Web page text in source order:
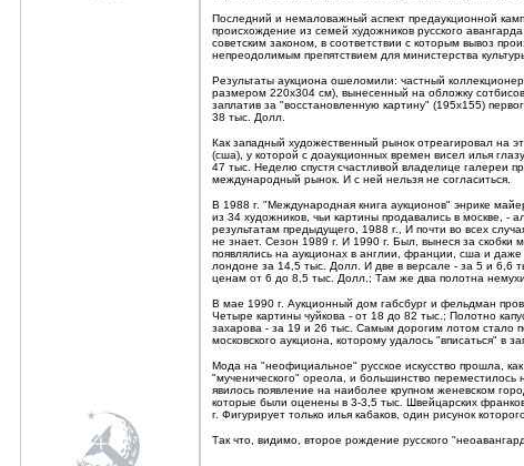
Последний и немаловажный аспект предаукционной
происхождение из семей художников русского
советским законом, в соответствии с которым вывоз
непреодолимым препятствием для министерства
Результаты аукциона ошеломили: частный
размером 220х304 см), вынесенный на обложку
заплатив за "восстановленную картину" (195х155)
38 тыс. Долл.
Как западный художественный рынок отреагировал на
(сша), у которой с доаукционных времен висел илья
47 тыс. Неделю спустя счастливой владелице галереи
международный рынок. И с ней нельзя не согласиться.
В 1988 г. "Международная книга аукционов" энрике
из 34 художников, чьи картины продавались в москве,
результатам предыдущего, 1988 г., И почти во всех
не знает. Сезон 1989 г. И 1990 г. Был, вынеся за
появлялись на аукционах в англии, франции, сша и
лондоне за 14,5 тыс. Долл. И две в версале - за 5 и 6,6
ценам от 6 до 8,5 тыс. Долл.; Там же два полотна
В мае 1990 г. Аукционный дом габсбург и фельдман
Четыре картины чуйкова - от 18 до 82 тыс.; Полотно
захарова - за 19 и 26 тыс. Самым дорогим лотом стало
московского аукциона, которому удалось "вписаться" в
Мода на "неофициальное" русское искусство прошла,
"мученического" ореола, и большинство
явилось появление на наиболее крупном женевском
которые были оценены в 3-3,5 тыс. Швейцарских
г. Фигурирует только илья кабаков, один рисунок
Так что, видимо, второе рождение русского